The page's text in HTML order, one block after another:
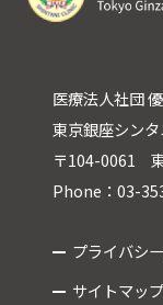
医療法人社団
東京銀座シン
〒104-0061
Phone：03-
プライバシ
サイトマップ